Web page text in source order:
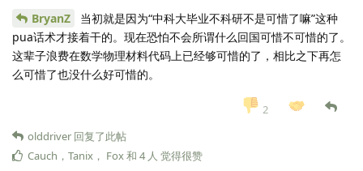
BryanZ
当初就是因为“中科大毕业不科研不是可惜了嘛”这种
pua话术才接着干的。现在恐怕不会所谓什么回国可惜不可惜的了。
这辈子浪费在数学物理材料代码上已经够可惜的了，相比之下再怎
么可惜了也没什么好可惜的。
2
olddriver 回复了此帖
Cauch ， Tanix ， Fox和 4 人 觉得很赞